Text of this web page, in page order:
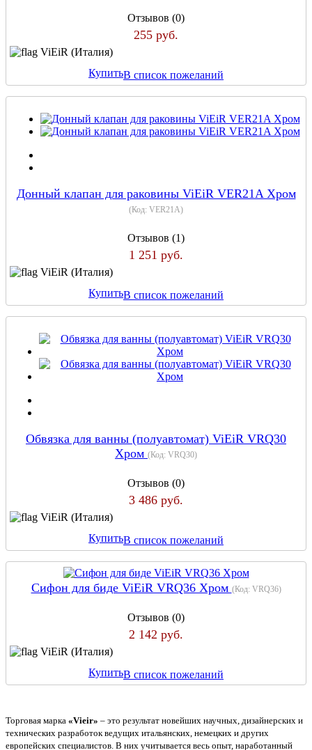
Отзывов (0)
255 руб.
ViEiR (Италия)
КупитьВ список пожеланий
Донный клапан для раковины ViEiR VER21A Хром
(Код: VER21A)
Отзывов (1)
1 251 руб.
ViEiR (Италия)
КупитьВ список пожеланий
Обвязка для ванны (полуавтомат) ViEiR VRQ30
Хром (Код: VRQ30)
Отзывов (0)
3 486 руб.
ViEiR (Италия)
КупитьВ список пожеланий
Сифон для биде ViEiR VRQ36 Хром (Код: VRQ36)
Отзывов (0)
2 142 руб.
ViEiR (Италия)
КупитьВ список пожеланий
Торговая марка «Vieir» – это результат новейших научных, дизайнерских и
технических разработок ведущих итальянских, немецких и других
европейских специалистов. В них учитывается весь опыт, наработанный